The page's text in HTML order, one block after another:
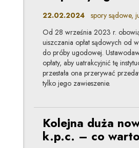
22.02.2024 spory sądowe,
Od 28 września 2023 r.
uiszczania opłat sądowych od
do próby ugodowej.
opłaty, aby uatrakcyjnić tę
przestała ona przerywać
tylko jego zawieszenie.
Kolejna duża
k.p.c. – co